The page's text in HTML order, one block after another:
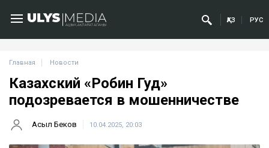
ҚАЗ РУС
Главная Новости
Казахский «Робин Гуд»
подозревается в мошенничестве
Асыл Беков 10.04.2025, 20:03